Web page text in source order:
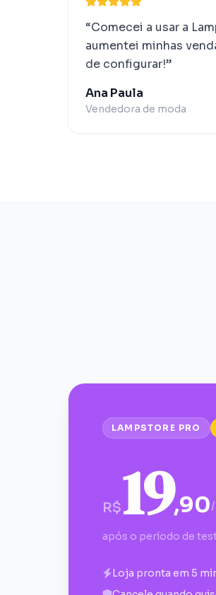
“Comecei a usar a
aumentei minhas
de configurar!”
Ana Paula
Vendedora de moda
LAMPSTORE PRO
R$19,90
após o período de
Loja pronta em 5